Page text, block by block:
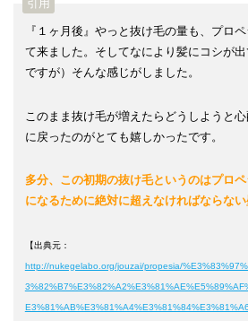
『１ヶ月後』やっと抜け毛の量も、プロ
て来ました。そしてなにより髪にコシが
ですが）そんな感じがしました。
このまま抜け毛が増えたらどうしようと
に戻ったのがとても嬉しかったです。
多分、この初期の抜け毛というのはプロ
になるために絶対に超えなければならない
【出典元：
http://nukegelabo.org/jouzai/propesia/